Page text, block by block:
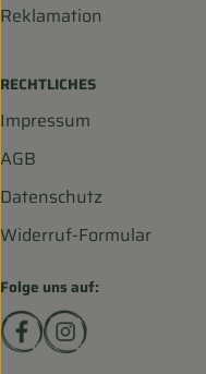
Reklamation
RECHTLICHES
Impressum
AGB
Datenschutz
Widerruf-Formular
Folge uns auf:
Externer Link zu
Externer Link